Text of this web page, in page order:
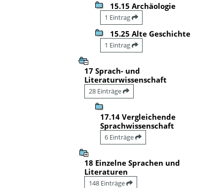
15.15 Archäologie
1 Eintrag
15.25 Alte Geschichte
1 Eintrag
17 Sprach- und
Literaturwissenschaft
28 Einträge
17.14 Vergleichende
Sprachwissenschaft
6 Einträge
18 Einzelne Sprachen und
Literaturen
148 Einträge